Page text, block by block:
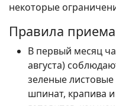
некоторые
Правила
В первый месяц
августа)
зеленые
шпинат, крапива и